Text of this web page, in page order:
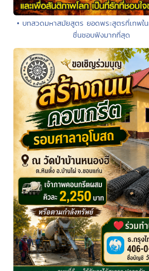
• บทสวดมหาสมัยสูตร ยอดพระสูตรที่เทพใ
ชื่นชอบฟังมากที่สุด